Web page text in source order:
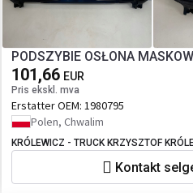
PODSZYBIE OSŁONA
101,66 EUR
Pris ekskl. mva
Erstatter OEM: 1980795
Polen, Chwalim
KRÓLEWICZ - TRUCK KRZYSZTOF
Kontakt